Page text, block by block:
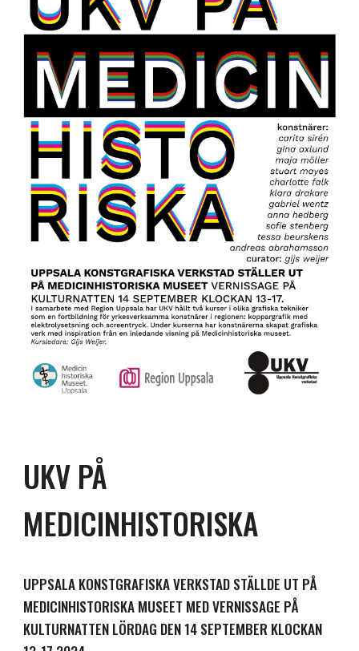
UKV PÅ
MEDICINHISTORISKA
UPPSALA KONSTGRAFISKA VERKSTAD STÄLLDE UT PÅ
MEDICINHISTORISKA MUSEET MED VERNISSAGE PÅ
KULTURNATTEN LÖRDAG DEN 14 SEPTEMBER KLOCKAN